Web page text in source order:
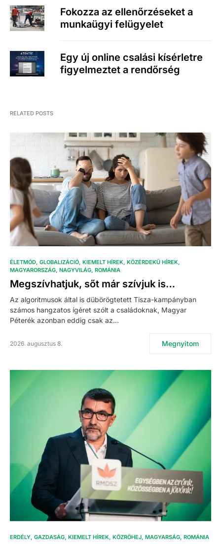
Fokozza az ellenőrzéseket a
munkaügyi felügyelet
Egy új online csalási kísérletre
figyelmeztet a rendőrség
RELATED POSTS
ÉLETMÓD GLOBALIZÁCIÓ KIEMELT HÍREK KÖZÉRDEKŰ HÍREK
MAGYARORSZÁG NAGYVILÁG ROMÁNIA
Megszívhatjuk, sőt már szívjuk is…
Az algoritmusok által is dübörögtetett Tisza-kampányban
számos hangzatos ígéret szólt a családoknak, Magyar
Péterék azonban eddig csak az…
2026. augusztus 8. Megnyitom
ERDÉLY GAZDASÁG KIEMELT HÍREK KÖZRÖHEJ MAGYARSÁG ROMÁNIA